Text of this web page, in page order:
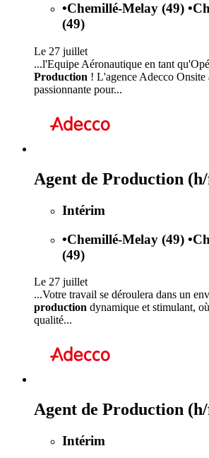
•Chemillé-Melay (49) •
(49)
Le 27 juillet
...l'Equipe Aéronautique en tant
Production ! L'agence Adecco Onsite
passionnante pour...
Agent de Production
Intérim
•Chemillé-Melay (49) •
(49)
Le 27 juillet
...Votre travail se déroulera dans un
production dynamique et stimulant,
qualité...
Agent de Production
Intérim